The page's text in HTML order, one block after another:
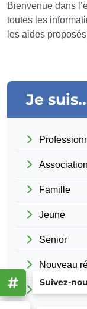
Suivez-
Bienvenue dans
toutes les
les aides
Je
Association
Famille
Jeune
Senior
Nouveau